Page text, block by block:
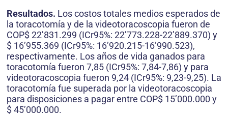
Resultados. Los costos totales medios esperados de
la toracotomía y de la videotoracoscopia fueron de
COP$ 22’831.299 (ICr95%: 22’773.228-22’889.370) y
$ 16’955.369 (ICr95%: 16’920.215-16’990.523),
respectivamente. Los años de vida ganados para
toracotomía fueron 7,85 (ICr95%: 7,84-7,86) y para
videotoracoscopia fueron 9,24 (ICr95%: 9,23-9,25). La
toracotomía fue superada por la videotoracoscopia
para disposiciones a pagar entre COP$ 15’000.000 y
$ 45’000.000.